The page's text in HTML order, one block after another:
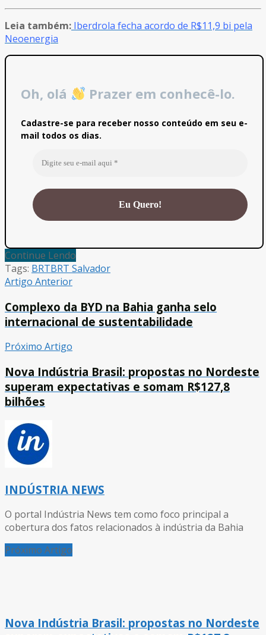
Leia também: Iberdrola fecha acordo de R$11,9 bi pela
Neoenergia
Oh, olá Prazer em conhecê-lo.
Cadastre-se para receber nosso conteúdo em seu e-
mail todos os dias.
Continue Lendo
Tags: BRTBRT Salvador
Artigo Anterior
Complexo da BYD na Bahia ganha selo
internacional de sustentabilidade
Próximo Artigo
Nova Indústria Brasil: propostas no Nordeste
superam expectativas e somam R$127,8
bilhões
INDÚSTRIA NEWS
O portal Indústria News tem como foco principal a
cobertura dos fatos relacionados à indústria da Bahia
Próximo Artigo
Nova Indústria Brasil: propostas no Nordeste